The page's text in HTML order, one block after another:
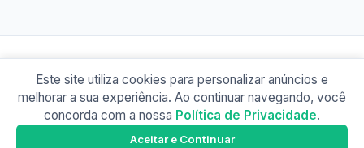
© 2026 Busão BR
Sobre Contato Política de Privacidade
Este site utiliza cookies para personalizar anúncios e
melhorar a sua experiência. Ao continuar navegando, você
concorda com a nossa Política de Privacidade.
Aceitar e Continuar